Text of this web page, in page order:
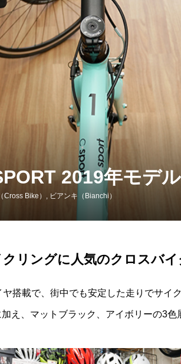
色入荷
GUSTO DURO EVO DB
SPORT UL...
2019年モデル
Cross Bike） ビアンキ（Bianchi）
リングに人気のクロスバイ
搭載で、街中でも安定した走りでサイ
え、マットブラック、アイボリーの3色
2026